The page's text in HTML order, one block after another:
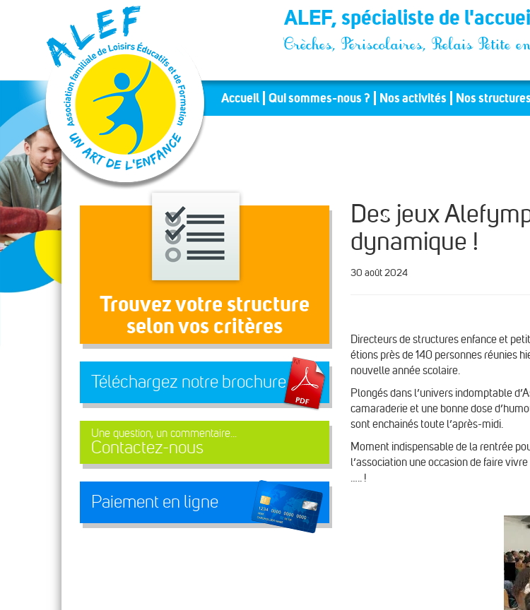
Panneau de gestion des cookies ALEF, spécialiste de
Crèches, Périscolaires, Relais Petite
Accueil Qui sommes-nous ? Nos activités Nos
Trouvez votre structure
selon vos critères
Téléchargez notre brochure
Une question, un commentaire...
Contactez-nous
Paiement en ligne
Des jeux
dynamique !
30 août 2024
Directeurs de structures enfance et
étions près de 140 personnes réunies
nouvelle année scolaire.
Plongés dans l’univers indomptable
camaraderie et une bonne dose
sont enchainés toute l’après-midi.
Moment indispensable de la rentrée
l’association une occasion de faire
….. !